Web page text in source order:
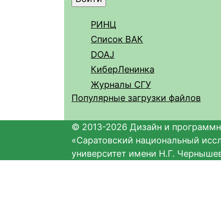
РИНЦ
Список ВАК
DOAJ
КиберЛенинка
Журналы СГУ
Популярные загрузки файлов
© 2013-2026 Дизайн и
«Саратовский национальный
университет имени Н.Г.